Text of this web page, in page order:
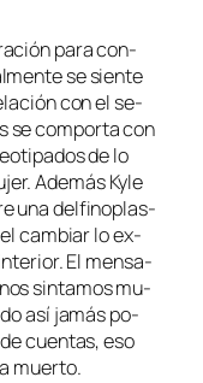
pa­ra con­
se sien­te
con el se­
se com­por­ta con
de lo
Además Kyle
una del­fi­no­plas­
cam­biar lo ex­
El men­sa­
sin­ta­mos mu­
así ja­más po­
cuen­tas, eso
muerto.